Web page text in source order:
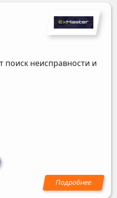
поиск неисправности и